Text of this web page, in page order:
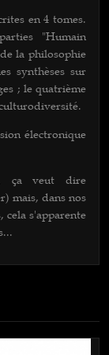
en 4 tomes.
"Humain
la philosophie
synthèses sur
; le quatrième
électronique
ça veut dire
mais, dans nos
cela s'apparente